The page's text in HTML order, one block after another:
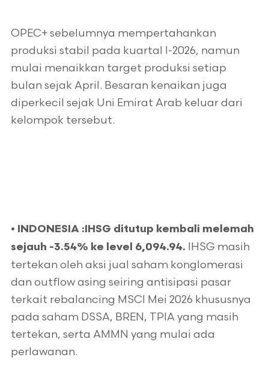
OPEC+ sebelumnya mempertahankan
produksi stabil pada kuartal I-2026, namun
mulai menaikkan target produksi setiap
bulan sejak April. Besaran kenaikan juga
diperkecil sejak Uni Emirat Arab keluar dari
kelompok tersebut.
• INDONESIA :IHSG ditutup kembali melemah
sejauh -3.54% ke level 6,094.94.
IHSG masih
tertekan oleh aksi jual saham konglomerasi
dan outflow asing seiring antisipasi pasar
terkait rebalancing MSCI Mei 2026 khususnya
pada saham DSSA, BREN, TPIA yang masih
tertekan, serta AMMN yang mulai ada
perlawanan.